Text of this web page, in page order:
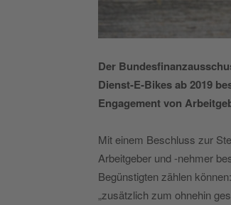
Der
Dienst‐E‐Bikes ab 2019
Engagement von
Mit einem Beschluss zur
Arbeitgeber und -nehmer
Begünstigten zählen
„zusätzlich zum ohnehin